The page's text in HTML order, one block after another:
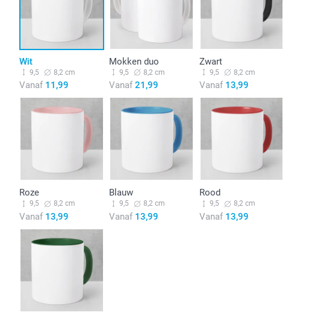
Wit
9,5 8,2 cm
Vanaf 11,99
Mokken duo
9,5 8,2 cm
Vanaf 21,99
Zwart
9,5 8,2 cm
Vanaf13,99
Roze
9,5 8,2 cm
Vanaf 13,99
Blauw
9,5 8,2 cm
Vanaf 13,99
Rood
9,5 8,2 cm
Vanaf13,99